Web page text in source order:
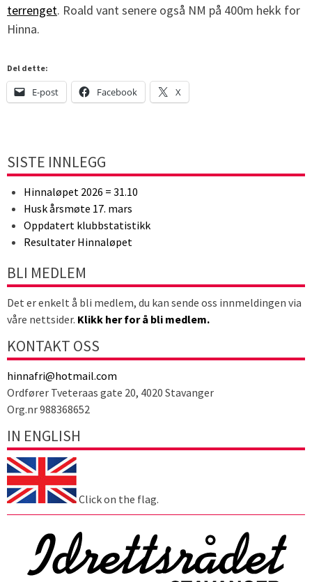
terrenget. Roald vant senere også NM på 400m hekk for
Hinna.
Del dette:
E-post Facebook X
SISTE INNLEGG
Hinnaløpet 2026 = 31.10
Husk årsmøte 17. mars
Oppdatert klubbstatistikk
Resultater Hinnaløpet
BLI MEDLEM
Det er enkelt å bli medlem, du kan sende oss innmeldingen via
våre nettsider. Klikk her for å bli medlem.
KONTAKT OSS
hinnafri@hotmail.com
Ordfører Tveteraas gate 20, 4020 Stavanger
Org.nr 988368652
IN ENGLISH
Click on the flag.